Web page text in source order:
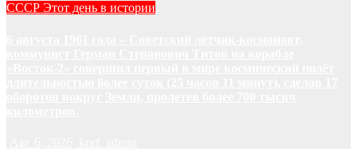
СССР Этот день в истории